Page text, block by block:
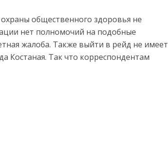
общественного здоровья не
нет полномочий на подобные
жалоба. Также выйти в рейд не имеет
Костаная. Так что корреспондентам